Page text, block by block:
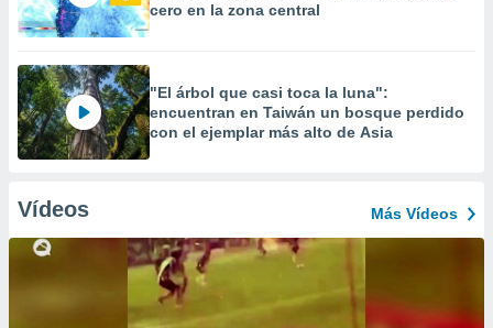
cero en la zona central
"El árbol que casi toca la luna":
encuentran en Taiwán un bosque perdido
con el ejemplar más alto de Asia
Vídeos Más Vídeos